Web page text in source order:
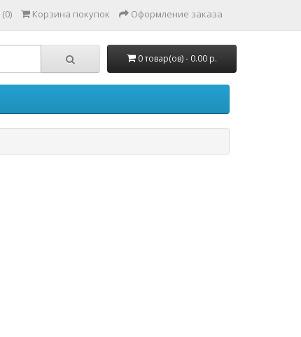
Корзина покупок Оформление заказа
0 товар(ов) - 0.00 р.